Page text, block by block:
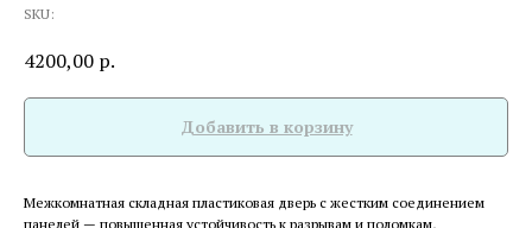
SKU:
4200,00 р.
Добавить в корзину
Межкомнатная складная пластиковая дверь с жестким соединением
панелей — повышенная устойчивость к разрывам и поломкам,